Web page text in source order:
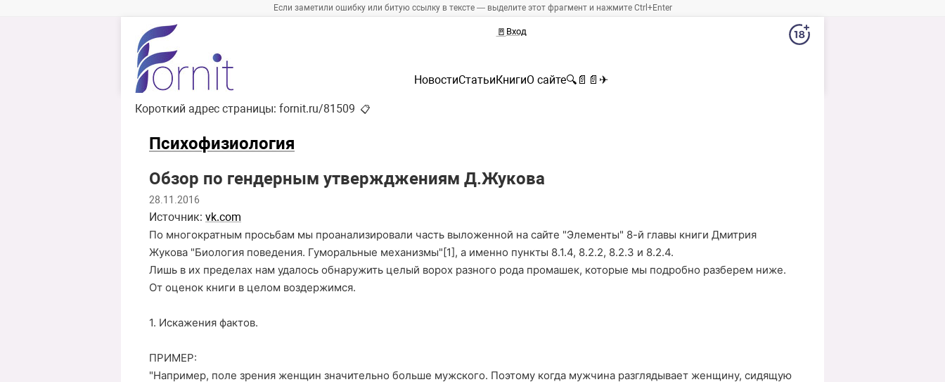
Если заметили ошибку или битую ссылку в тексте — выделите этот фрагмент и нажмите Ctrl+Enter
🚪 Вход
НовостиСтатьиКнигиО сайте🔍 📄 📄 ✈
Короткий адрес страницы: fornit.ru/81509 📋
Психофизиология
Обзор по гендерным утвержджениям Д.Жукова
28.11.2016
Источник: vk.com
По многократным просьбам мы проанализировали часть выложенной на сайте "Элементы" 8-й главы книги Дмитрия
Жукова "Биология поведения. Гуморальные механизмы"[1], а именно пункты 8.1.4, 8.2.2, 8.2.3 и 8.2.4.
Лишь в их пределах нам удалось обнаружить целый ворох разного рода промашек, которые мы подробно разберем ниже.
От оценок книги в целом воздержимся.
1. Искажения фактов.
ПРИМЕР:
"Например, поле зрения женщин значительно больше мужского. Поэтому когда мужчина разглядывает женщину, сидящую